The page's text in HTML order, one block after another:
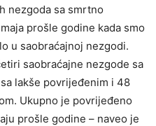
nezgoda sa smrtno
prošle godine kada smo
u saobraćajnoj nezgodi.
saobraćajne nezgode sa
lakše povrijeđenim i 48
Ukupno je povrijeđeno
prošle godine – naveo je